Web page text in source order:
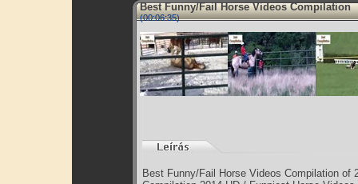
Best Funny/Fail Horse Videos Compilation
(00:06:35)
Best Funny/Fail Horse Videos Compilation